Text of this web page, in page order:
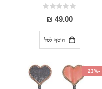
Rating:
0%
49.00 ₪
הוסף לסל
-23%